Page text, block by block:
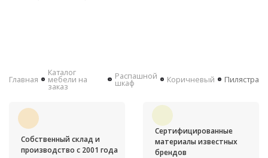
Главная
Каталог
мебели на
заказ
Распашной
шкаф Коричневый Пилястра
Собственный склад и
производство с 2001 года
Сертифицированные
материалы известных
брендов